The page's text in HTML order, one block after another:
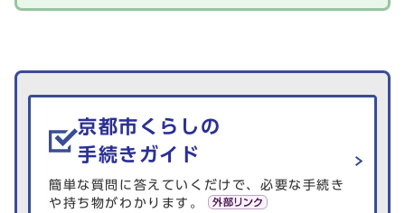
生活情報を探す
京都市くらしの
手続きガイド
簡単な質問に答えていくだけで、必要な手続き
や持ち物がわかります。